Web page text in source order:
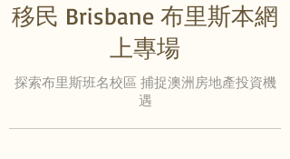
移民 Brisbane 布里斯本網
上專場
探索布里斯班名校區 捕捉澳洲房地產投資機
遇